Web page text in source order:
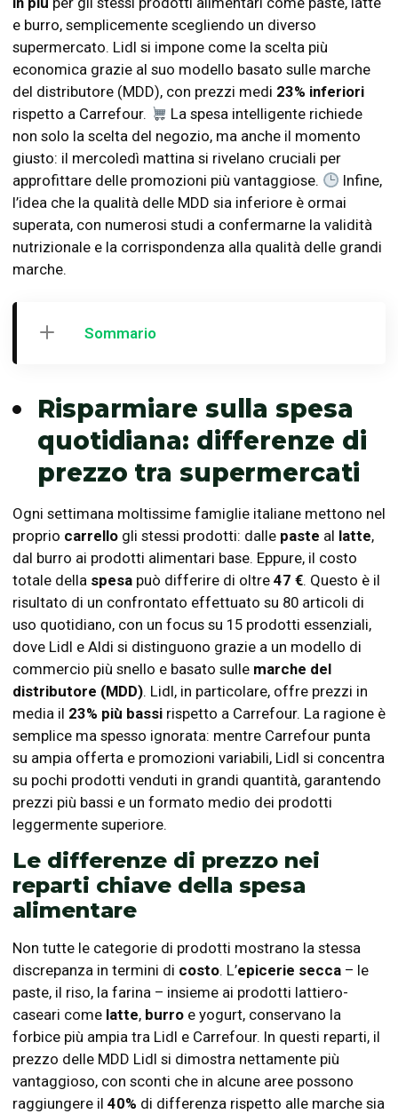
e burro, semplicemente scegliendo un diverso
supermercato. Lidl si impone come la scelta più
economica grazie al suo modello basato sulle marche
del distributore (MDD), con prezzi medi 23% inferiori
rispetto a Carrefour.
La spesa intelligente richiede
non solo la scelta del negozio, ma anche il momento
giusto: il mercoledì mattina si rivelano cruciali per
approfittare delle promozioni più vantaggiose.
Infine,
l’idea che la qualità delle MDD sia inferiore è ormai
superata, con numerosi studi a confermarne la validità
nutrizionale e la corrispondenza alla qualità delle grandi
marche.
Sommario
Risparmiare sulla spesa
quotidiana: differenze di
prezzo tra supermercati
Ogni settimana moltissime famiglie italiane mettono nel
proprio carrello gli stessi prodotti: dalle paste al latte,
dal burro ai prodotti alimentari base. Eppure, il costo
totale della spesa può differire di oltre 47 €. Questo è il
risultato di un confrontato effettuato su 80 articoli di
uso quotidiano, con un focus su 15 prodotti essenziali,
dove Lidl e Aldi si distinguono grazie a un modello di
commercio più snello e basato sulle marche del
distributore (MDD). Lidl, in particolare, offre prezzi in
media il 23% più bassi rispetto a Carrefour. La ragione è
semplice ma spesso ignorata: mentre Carrefour punta
su ampia offerta e promozioni variabili, Lidl si concentra
su pochi prodotti venduti in grandi quantità, garantendo
prezzi più bassi e un formato medio dei prodotti
leggermente superiore.
Le differenze di prezzo nei
reparti chiave della spesa
alimentare
Non tutte le categorie di prodotti mostrano la stessa
discrepanza in termini di costo. L’epicerie secca – le
paste, il riso, la farina – insieme ai prodotti lattiero-
caseari come latte, burro e yogurt, conservano la
forbice più ampia tra Lidl e Carrefour. In questi reparti, il
prezzo delle MDD Lidl si dimostra nettamente più
vantaggioso, con sconti che in alcune aree possono
raggiungere il 40% di differenza rispetto alle marche sia